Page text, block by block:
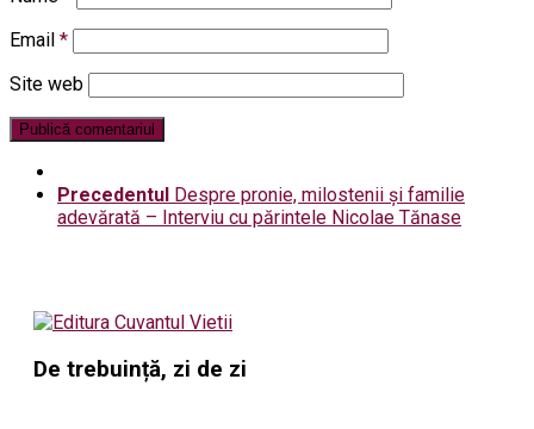
Email *
Site web
Precedentul Despre pronie, milostenii și familie
adevărată – Interviu cu părintele Nicolae Tănase
De trebuință, zi de zi